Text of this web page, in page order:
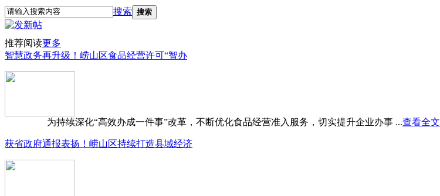
搜索 搜索
推荐阅读更多
智慧政务再升级！崂山区食品经营许可“智办
为持续深化“高效办成一件事”改革，不断优化食品经营准入服务，切实提升企业办事 ...查看全文
获省政府通报表扬！崂山区持续打造县域经济